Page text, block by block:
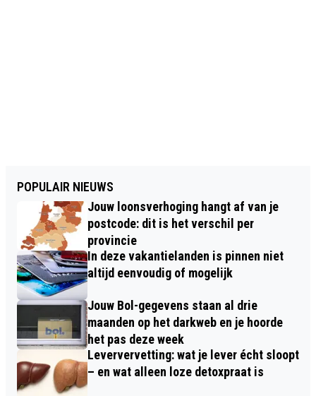
POPULAIR NIEUWS
Jouw loonsverhoging hangt af van je
postcode: dit is het verschil per
provincie
In deze vakantielanden is pinnen niet
altijd eenvoudig of mogelijk
Jouw Bol-gegevens staan al drie
maanden op het darkweb en je hoorde
het pas deze week
Leververvetting: wat je lever écht sloopt
– en wat alleen loze detoxpraat is